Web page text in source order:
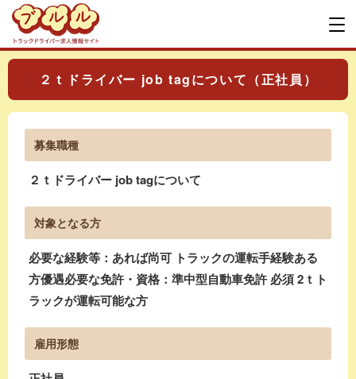
２ｔドライバー job tagについて（正社員）
募集職種
２ｔドライバー job tagについて
対象となる方
必要な経験等：あれば尚可 トラックの運転手経験ある
方優遇必要な免許・資格：準中型自動車免許 必須 2ｔト
ラックが運転可能な方
雇用形態